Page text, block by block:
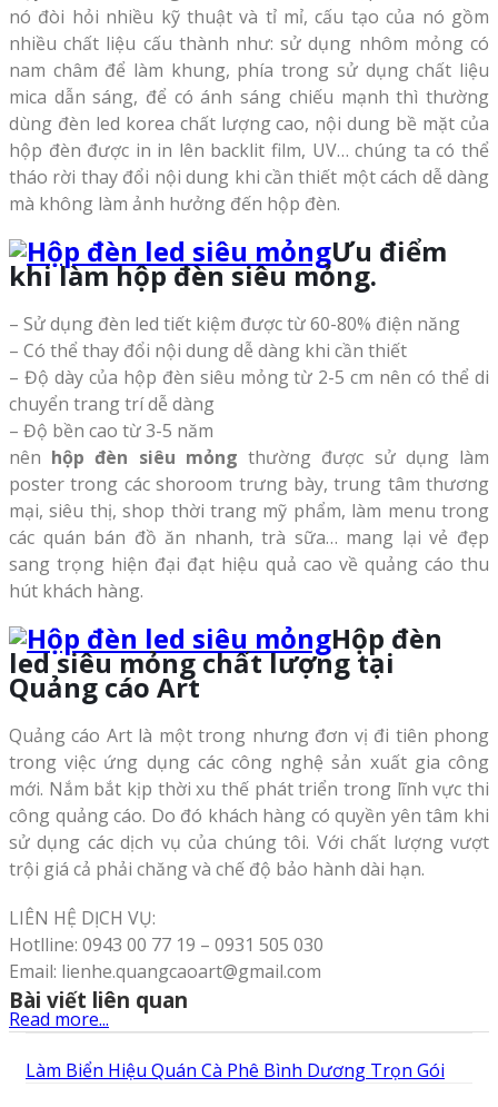
nó đòi hỏi nhiều kỹ thuật và tỉ mỉ, cấu tạo của nó gồm
nhiều chất liệu cấu thành như: sử dụng nhôm mỏng có
nam châm để làm khung, phía trong sử dụng chất liệu
mica dẫn sáng, để có ánh sáng chiếu mạnh thì thường
dùng đèn led korea chất lượng cao, nội dung bề mặt của
hộp đèn được in in lên backlit film, UV… chúng ta có thể
tháo rời thay đổi nội dung khi cần thiết một cách dễ dàng
mà không làm ảnh hưởng đến hộp đèn.
Ưu điểm
khi làm hộp đèn siêu mỏng.
– Sử dụng đèn led tiết kiệm được từ 60-80% điện năng
– Có thể thay đổi nội dung dễ dàng khi cần thiết
– Độ dày của hộp đèn siêu mỏng từ 2-5 cm nên có thể di
chuyển trang trí dễ dàng
– Độ bền cao từ 3-5 năm
nên hộp đèn siêu mỏng thường được sử dụng làm
poster trong các shoroom trưng bày, trung tâm thương
mại, siêu thị, shop thời trang mỹ phẩm, làm menu trong
các quán bán đồ ăn nhanh, trà sữa… mang lại vẻ đẹp
sang trọng hiện đại đạt hiệu quả cao về quảng cáo thu
hút khách hàng.
Hộp đèn
led siêu mỏng chất lượng tại
Quảng cáo Art
Quảng cáo Art là một trong nhưng đơn vị đi tiên phong
trong việc ứng dụng các công nghệ sản xuất gia công
mới. Nắm bắt kịp thời xu thế phát triển trong lĩnh vực thi
công quảng cáo. Do đó khách hàng có quyền yên tâm khi
sử dụng các dịch vụ của chúng tôi. Với chất lượng vượt
trội giá cả phải chăng và chế độ bảo hành dài hạn.
LIÊN HỆ DỊCH VỤ:
Hotlline: 0943 00 77 19 – 0931 505 030
Email: lienhe.quangcaoart@gmail.com
Read more...
Bài viết liên quan
Làm Biển Hiệu Quán Cà Phê Bình Dương Trọn Gói